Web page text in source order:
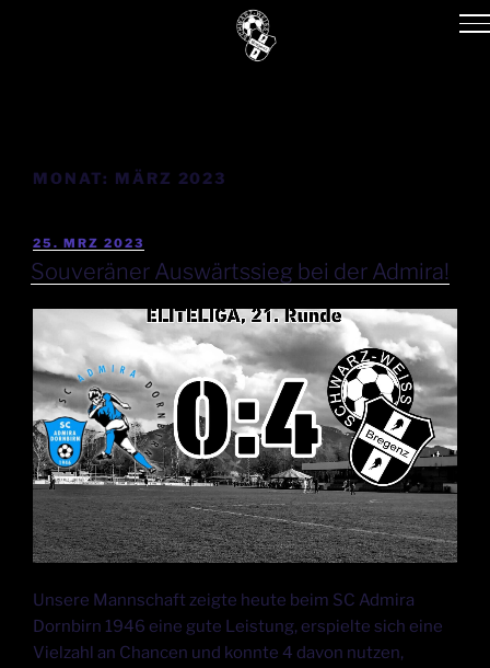
MONAT: MÄRZ 2023
25. MRZ 2023
Souveräner Auswärtssieg bei der Admira!
Unsere Mannschaft zeigte heute beim SC Admira
Dornbirn 1946 eine gute Leistung, erspielte sich eine
Vielzahl an Chancen und konnte 4 davon nutzen,